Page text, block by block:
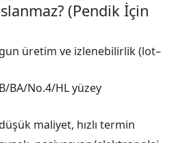
(Pendik İçin
üretim ve izlenebilirlik (lot–
BA/No.4/HL yüzey
maliyet, hızlı termin